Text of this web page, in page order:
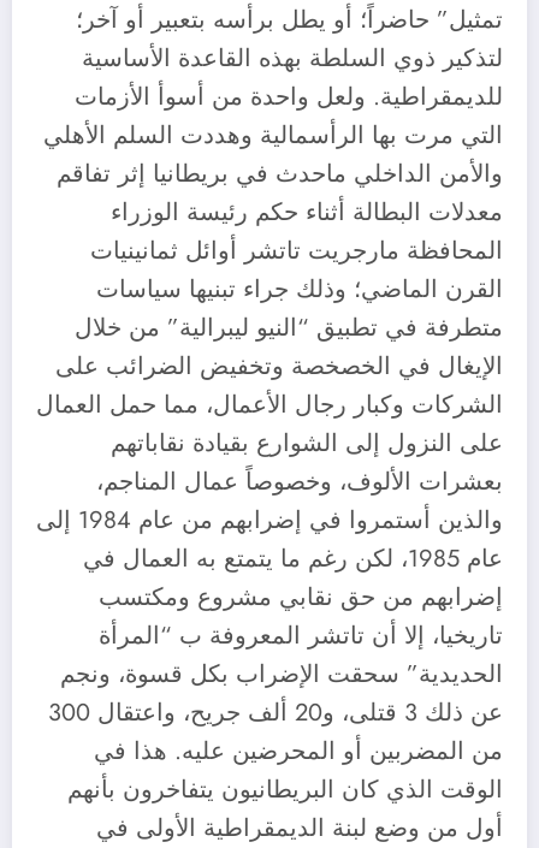
تمثيل” حاضراً؛ أو يطل برأسه بتعبير أو آخر؛
لتذكير ذوي السلطة بهذه القاعدة الأساسية
للديمقراطية. ولعل واحدة من أسوأ الأزمات
التي مرت بها الرأسمالية وهددت السلم الأهلي
والأمن الداخلي ماحدث في بريطانيا إثر تفاقم
معدلات البطالة أثناء حكم رئيسة الوزراء
المحافظة مارجريت تاتشر أوائل ثمانينيات
القرن الماضي؛ وذلك جراء تبنيها سياسات
متطرفة في تطبيق “النيو ليبرالية” من خلال
الإيغال في الخصخصة وتخفيض الضرائب على
الشركات وكبار رجال الأعمال، مما حمل العمال
على النزول إلى الشوارع بقيادة نقاباتهم
بعشرات الألوف، وخصوصاً عمال المناجم،
والذين أستمروا في إضرابهم من عام 1984 إلى
عام 1985، لكن رغم ما يتمتع به العمال في
إضرابهم من حق نقابي مشروع ومكتسب
تاريخيا، إلا أن تاتشر المعروفة ب “المرأة
الحديدية” سحقت الإضراب بكل قسوة، ونجم
عن ذلك 3 قتلى، و20 ألف جريح، واعتقال 300
من المضربين أو المحرضين عليه. هذا في
الوقت الذي كان البريطانيون يتفاخرون بأنهم
أول من وضع لبنة الديمقراطية الأولى في